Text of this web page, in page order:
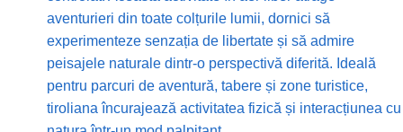
aventurieri din toate colțurile lumii, dornici să
experimenteze senzația de libertate și să admire
peisajele naturale dintr-o perspectivă diferită. Ideală
pentru parcuri de aventură, tabere și zone turistice,
tiroliana încurajează activitatea fizică și interacțiunea cu